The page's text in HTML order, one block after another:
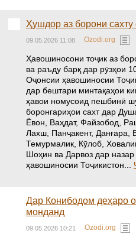
Ҳушдор аз борони сахту
09.05.2026 11:08 Ozodi.org
Ҳавошиносони тоҷик аз
ва раъду барқ дар рӯзҳои
Оҷонсии ҳавошиносии
дар бештари минтақаҳои
ҳавои номусоид пешбинӣ
боронгариҳои сахт дар
Ёвон, Ваҳдат, Файзобод,
Лахш, Панҷакент, Данғара,
Темурмалик, Кӯлоб,
Шоҳин ва Дарвоз дар назар
ҳавошиносии Тоҷикистон...
Дар Конибодом деҳаро
монданд
09.05.2026 10:21 Ozodi.org